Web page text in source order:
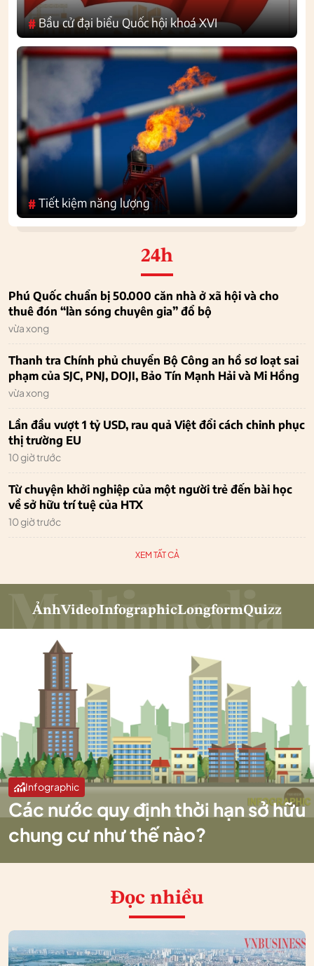
#Bầu cử đại biểu Quốc hội khoá XVI
#Tiết kiệm năng lượng
24h
Phú Quốc chuẩn bị 50.000 căn nhà ở xã hội và cho
thuê đón “làn sóng chuyên gia” đổ bộ
vừa xong
Thanh tra Chính phủ chuyển Bộ Công an hồ sơ loạt sai
phạm của SJC, PNJ, DOJI, Bảo Tín Mạnh Hải và Mi Hồng
vừa xong
Lần đầu vượt 1 tỷ USD, rau quả Việt đổi cách chinh phục
thị trường EU
10 giờ trước
Từ chuyện khởi nghiệp của một người trẻ đến bài học
về sở hữu trí tuệ của HTX
10 giờ trước
XEM TẤT CẢ
ẢnhVideoInfographicLongformQuizz
Infographic
Các nước quy định thời hạn sở hữu
chung cư như thế nào?
Đọc nhiều